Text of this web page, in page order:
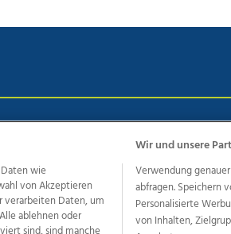
Angebote des Medienhauses
OÖNachrichten OÖN Immobilien
wie
von Akzeptieren
verarbeiten Daten, um
ablehnen oder
Wir und unsere
Verwendung
abfragen. Speichern
Personalisierte
von Inhalten,